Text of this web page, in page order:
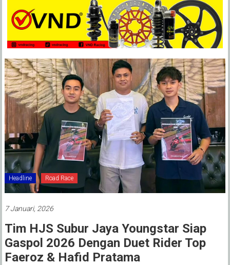
Headline Road Race
7 Januari, 2026
Tim HJS Subur Jaya Youngstar Siap
Gaspol 2026 Dengan Duet Rider Top
Faeroz & Hafid Pratama